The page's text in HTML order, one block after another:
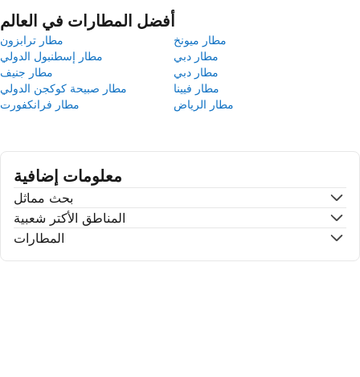
أفضل المطارات في العالم
مطار ترابزون
مطار ميونخ
مطار إسطنبول الدولي
مطار دبي
مطار جنيف
مطار دبي
مطار صبيحة كوكجن الدولي
مطار فيينا
مطار فرانكفورت
مطار الرياض
معلومات إضافية
بحث مماثل
المناطق الأكتر شعبية
المطارات